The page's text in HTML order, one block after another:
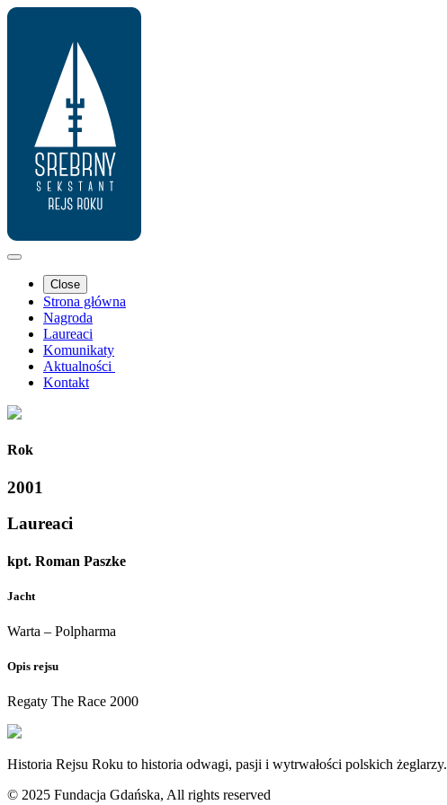
Close
Strona główna
Nagroda
Laureaci
Komunikaty
Aktualności
Kontakt
Rok
2001
Laureaci
kpt. Roman Paszke
Jacht
Warta – Polpharma
Opis rejsu
Regaty The Race 2000
Historia Rejsu Roku to historia odwagi, pasji i wytrwałości polskich żeglarzy.
© 2025 Fundacja Gdańska, All rights reserved